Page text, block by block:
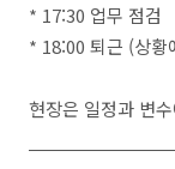
* 17:30 업무 점검
* 18:00 퇴근 (상황
현장은 일정과 변